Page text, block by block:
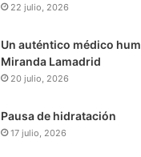
22 julio, 2026
Un auténtico médico
Miranda Lamadrid
20 julio, 2026
Pausa de hidratación
17 julio, 2026